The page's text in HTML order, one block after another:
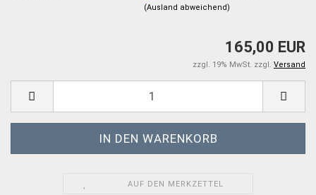
(Ausland abweichend)
165,00 EUR
zzgl. 19% MwSt. zzgl. Versand
AUF DEN MERKZETTEL